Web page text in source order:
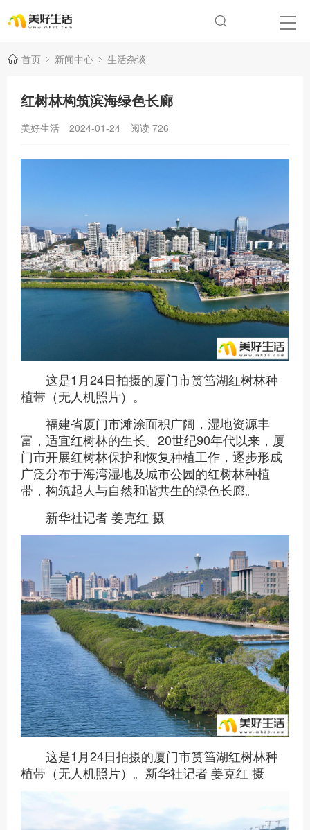
首页 新闻中心 生活杂谈
红树林构筑滨海绿色长廊
美好生活 2024-01-24 阅读 726
这是1月24日拍摄的厦门市筼筜湖红树林种
植带（无人机照片）。
福建省厦门市滩涂面积广阔，湿地资源丰
富，适宜红树林的生长。20世纪90年代以来，厦
门市开展红树林保护和恢复种植工作，逐步形成
广泛分布于海湾湿地及城市公园的红树林种植
带，构筑起人与自然和谐共生的绿色长廊。
新华社记者 姜克红 摄
这是1月24日拍摄的厦门市筼筜湖红树林种
植带（无人机照片）。新华社记者 姜克红 摄